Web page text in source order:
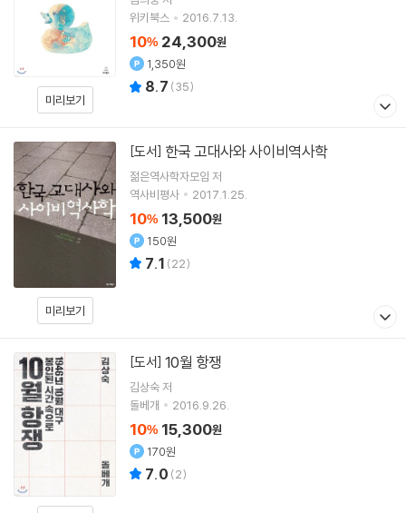
미리보기
위키북스
2016.7.13.
10% 24,300원
1,350원
8.7 (35)
미리보기
[도서] 한국 고대사와 사이비역사학
젊은역사학자모임 저
역사비평사
2017.1.25.
10% 13,500원
150원
7.1 (22)
[도서] 10월 항쟁
김상숙 저
돌베개
2016.9.26.
10% 15,300원
170원
7.0 (2)